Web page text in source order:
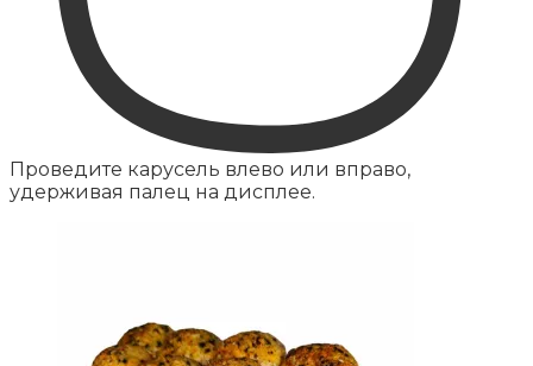
Проведите карусель влево или вправо,
удерживая палец на дисплее.